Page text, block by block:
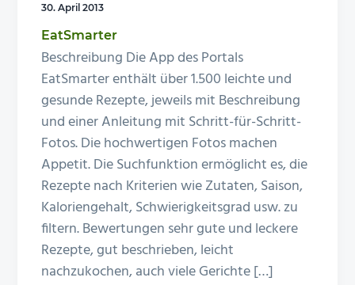
30. April 2013
EatSmarter
Beschreibung Die App des Portals
EatSmarter enthält über 1.500 leichte und
gesunde Rezepte, jeweils mit Beschreibung
und einer Anleitung mit Schritt-für-Schritt-
Fotos. Die hochwertigen Fotos machen
Appetit. Die Suchfunktion ermöglicht es, die
Rezepte nach Kriterien wie Zutaten, Saison,
Kaloriengehalt, Schwierigkeitsgrad usw. zu
filtern. Bewertungen sehr gute und leckere
Rezepte, gut beschrieben, leicht
nachzukochen, auch viele Gerichte […]